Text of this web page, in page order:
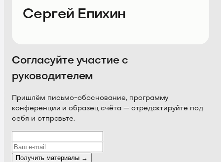
Сергей Епихин
Согласуйте участие с
руководителем
Пришлём письмо-обоснование, программу
конференции и образец счёта — отредактируйте под
себя и отправьте.
Получить материалы →